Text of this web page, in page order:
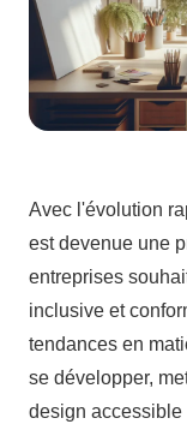
Avec l'évolution
est devenue une
entreprises
inclusive et
tendances en
se développer,
design accessible